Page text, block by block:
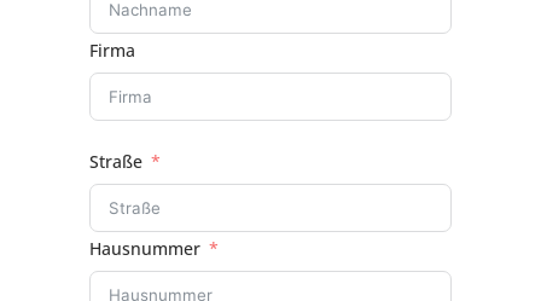
Firma
Straße
Hausnummer